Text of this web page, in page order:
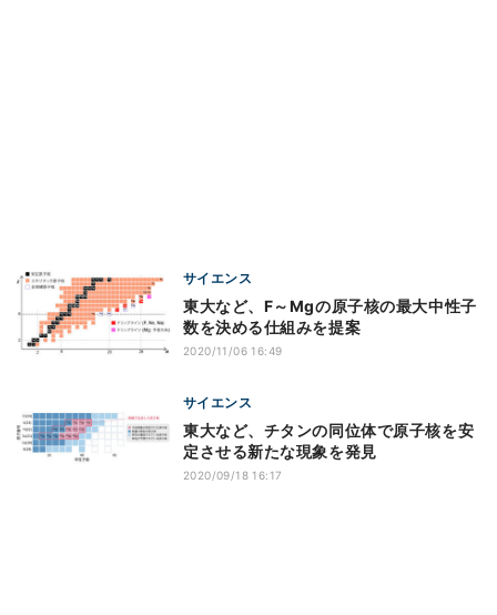
サイエンス
東大など、F～Mgの原子核の最大中性子
数を決める仕組みを提案
2020/11/06 16:49
サイエンス
東大など、チタンの同位体で原子核を安
定させる新たな現象を発見
2020/09/18 16:17